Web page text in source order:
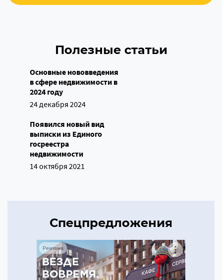
Полезные статьи
Основные нововведения
в сфере недвижимости в
2024 году
24 декабря 2024
Появился новый вид
выписки из Единого
госреестра
недвижимости
14 октября 2021
Спецпредложения
Реклама